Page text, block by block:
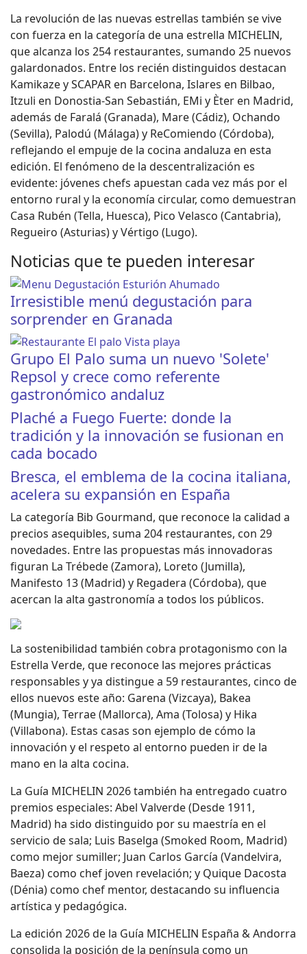
La revolución de las nuevas estrellas también se vive
con fuerza en la categoría de una estrella MICHELIN,
que alcanza los 254 restaurantes, sumando 25 nuevos
galardonados. Entre los recién distinguidos destacan
Kamikaze y SCAPAR en Barcelona, Islares en Bilbao,
Itzuli en Donostia-San Sebastián, EMi y Èter en Madrid,
además de Faralá (Granada), Mare (Cádiz), Ochando
(Sevilla), Palodú (Málaga) y ReComiendo (Córdoba),
reflejando el empuje de la cocina andaluza en esta
edición. El fenómeno de la descentralización es
evidente: jóvenes chefs apuestan cada vez más por el
entorno rural y la economía circular, como demuestran
Casa Rubén (Tella, Huesca), Pico Velasco (Cantabria),
Regueiro (Asturias) y Vértigo (Lugo).
Noticias que te pueden interesar
Irresistible menú degustación para
sorprender en Granada
Grupo El Palo suma un nuevo 'Solete'
Repsol y crece como referente
gastronómico andaluz
Plaché a Fuego Fuerte: donde la
tradición y la innovación se fusionan en
cada bocado
Bresca, el emblema de la cocina italiana,
acelera su expansión en España
La categoría Bib Gourmand, que reconoce la calidad a
precios asequibles, suma 204 restaurantes, con 29
novedades. Entre las propuestas más innovadoras
figuran La Trébede (Zamora), Loreto (Jumilla),
Manifesto 13 (Madrid) y Regadera (Córdoba), que
acercan la alta gastronomía a todos los públicos.
La sostenibilidad también cobra protagonismo con la
Estrella Verde, que reconoce las mejores prácticas
responsables y ya distingue a 59 restaurantes, cinco de
ellos nuevos este año: Garena (Vizcaya), Bakea
(Mungia), Terrae (Mallorca), Ama (Tolosa) y Hika
(Villabona). Estas casas son ejemplo de cómo la
innovación y el respeto al entorno pueden ir de la
mano en la alta cocina.
La Guía MICHELIN 2026 también ha entregado cuatro
premios especiales: Abel Valverde (Desde 1911,
Madrid) ha sido distinguido por su maestría en el
servicio de sala; Luis Baselga (Smoked Room, Madrid)
como mejor sumiller; Juan Carlos García (Vandelvira,
Baeza) como chef joven revelación; y Quique Dacosta
(Dénia) como chef mentor, destacando su influencia
artística y pedagógica.
La edición 2026 de la Guía MICHELIN España & Andorra
consolida la posición de la península como un